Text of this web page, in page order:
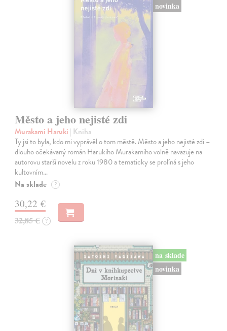
novinka
Město a jeho nejisté zdi
Murakami Haruki | Kniha
Ty jsi to byla, kdo mi vyprávěl o tom městě. Město a jeho nejisté zdi –
dlouho očekávaný román Harukiho Murakamiho volně navazuje na
autorovu starší novelu z roku 1980 a tematicky se prolíná s jeho
kultovním…
Na sklade ?
30,22 €
32,85 € ?
na sklade
novinka